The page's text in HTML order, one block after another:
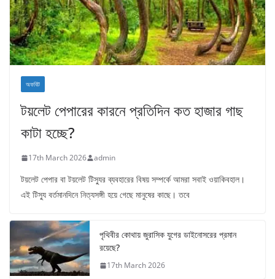
অফবিট
টয়লেট পেপারের কারনে প্রতিদিন কত হাজার গাছ
কাটা হচ্ছে?
17th March 2026 admin
টয়লেট পেপার বা টয়লেট টিস্যুর ব্যবহারের বিষয় সম্পর্কে আমরা সবাই ওয়াকিবহাল।
এই টিস্যু বর্তমানদিনে নিত্যসঙ্গী হয়ে গেছে মানুষের কাছে। তবে
পৃথিবীর কোথায় জুরাসিক যুগের ডাইনোসরের প্রমান
রয়েছে?
17th March 2026